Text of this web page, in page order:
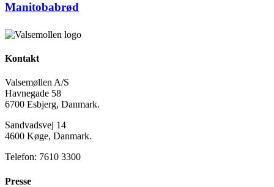
Manitobabrød
Kontakt
Valsemøllen A/S
Havnegade 58
6700 Esbjerg, Danmark.
Sandvadsvej 14
4600 Køge, Danmark.
Telefon: 7610 3300
Presse